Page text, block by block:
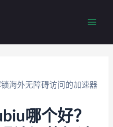
海外无障碍访问的加速器
哪个好？